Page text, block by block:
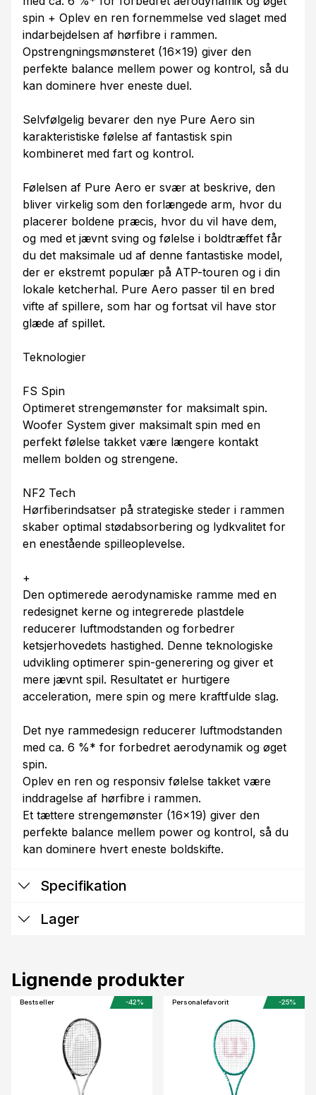
spin + Oplev en ren fornemmelse ved slaget med
indarbejdelsen af hørfibre i rammen.
Opstrengningsmønsteret (16x19) giver den
perfekte balance mellem power og kontrol, så du
kan dominere hver eneste duel.
Selvfølgelig bevarer den nye Pure Aero sin
karakteristiske følelse af fantastisk spin
kombineret med fart og kontrol.
Følelsen af Pure Aero er svær at beskrive, den
bliver virkelig som den forlængede arm, hvor du
placerer boldene præcis, hvor du vil have dem,
og med et jævnt sving og følelse i boldtræffet får
du det maksimale ud af denne fantastiske model,
der er ekstremt populær på ATP-touren og i din
lokale ketcherhal. Pure Aero passer til en bred
vifte af spillere, som har og fortsat vil have stor
glæde af spillet.
Teknologier
FS Spin
Optimeret strengemønster for maksimalt spin.
Woofer System giver maksimalt spin med en
perfekt følelse takket være længere kontakt
mellem bolden og strengene.
NF2 Tech
Hørfiberindsatser på strategiske steder i rammen
skaber optimal stødabsorbering og lydkvalitet for
en enestående spilleoplevelse.
+
Den optimerede aerodynamiske ramme med en
redesignet kerne og integrerede plastdele
reducerer luftmodstanden og forbedrer
ketsjerhovedets hastighed. Denne teknologiske
udvikling optimerer spin-generering og giver et
mere jævnt spil. Resultatet er hurtigere
acceleration, mere spin og mere kraftfulde slag.
Det nye rammedesign reducerer luftmodstanden
med ca. 6 %* for forbedret aerodynamik og øget
spin.
Oplev en ren og responsiv følelse takket være
inddragelse af hørfibre i rammen.
Et tættere strengemønster (16x19) giver den
perfekte balance mellem power og kontrol, så du
kan dominere hvert eneste boldskifte.
Specifikation
Lager
Lignende produkter
Bestseller -42% Personalefavorit -25%